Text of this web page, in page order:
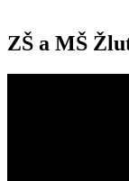
ZŠ a MŠ